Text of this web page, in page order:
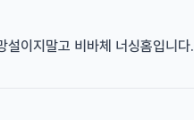
설이지말고 비바체 너싱홈입니다.